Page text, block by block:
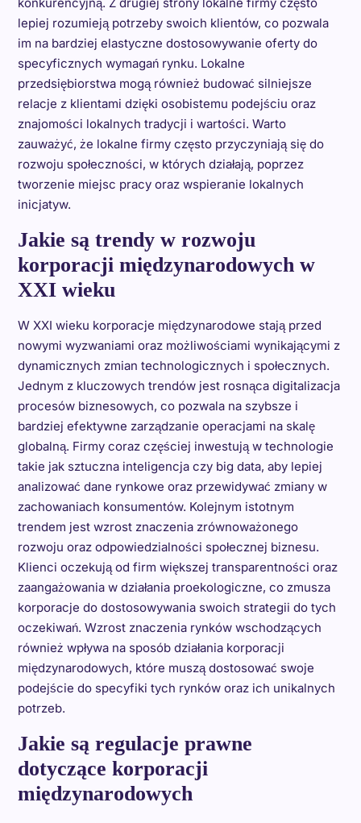
lepiej rozumieją potrzeby swoich klientów, co pozwala
im na bardziej elastyczne dostosowywanie oferty do
specyficznych wymagań rynku. Lokalne
przedsiębiorstwa mogą również budować silniejsze
relacje z klientami dzięki osobistemu podejściu oraz
znajomości lokalnych tradycji i wartości. Warto
zauważyć, że lokalne firmy często przyczyniają się do
rozwoju społeczności, w których działają, poprzez
tworzenie miejsc pracy oraz wspieranie lokalnych
inicjatyw.
Jakie są trendy w rozwoju
korporacji międzynarodowych w
XXI wieku
W XXI wieku korporacje międzynarodowe stają przed
nowymi wyzwaniami oraz możliwościami wynikającymi z
dynamicznych zmian technologicznych i społecznych.
Jednym z kluczowych trendów jest rosnąca digitalizacja
procesów biznesowych, co pozwala na szybsze i
bardziej efektywne zarządzanie operacjami na skalę
globalną. Firmy coraz częściej inwestują w technologie
takie jak sztuczna inteligencja czy big data, aby lepiej
analizować dane rynkowe oraz przewidywać zmiany w
zachowaniach konsumentów. Kolejnym istotnym
trendem jest wzrost znaczenia zrównoważonego
rozwoju oraz odpowiedzialności społecznej biznesu.
Klienci oczekują od firm większej transparentności oraz
zaangażowania w działania proekologiczne, co zmusza
korporacje do dostosowywania swoich strategii do tych
oczekiwań. Wzrost znaczenia rynków wschodzących
również wpływa na sposób działania korporacji
międzynarodowych, które muszą dostosować swoje
podejście do specyfiki tych rynków oraz ich unikalnych
potrzeb.
Jakie są regulacje prawne
dotyczące korporacji
międzynarodowych